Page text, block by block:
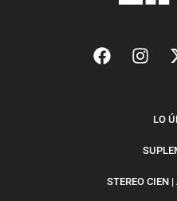
LO
STEREO CIEN